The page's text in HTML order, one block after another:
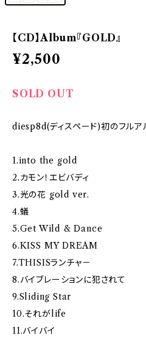
【CD】Album『GOLD』
¥2,500
SOLD OUT
diesp8d(ディスペード)初のフルア
1.into the gold
2.カモン！エビバディ
3.光の花 gold ver.
4.蟻
5.Get Wild & Dance
6.KISS MY DREAM
7.THISISランチャ－
8.バイブレーションに犯されて
9.Sliding Star
10.それがlife
11.バイバイ